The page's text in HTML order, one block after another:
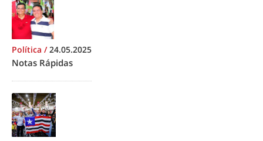
Política /24.05.2025
Notas Rápidas